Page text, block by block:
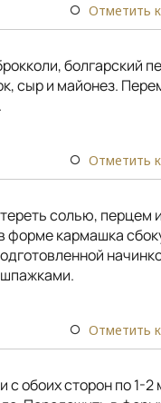
Отметить
болгарский
сыр и майонез.
Отметить
солью, перцем
форме кармашка
Отметить
с обоих сторон по 1-2